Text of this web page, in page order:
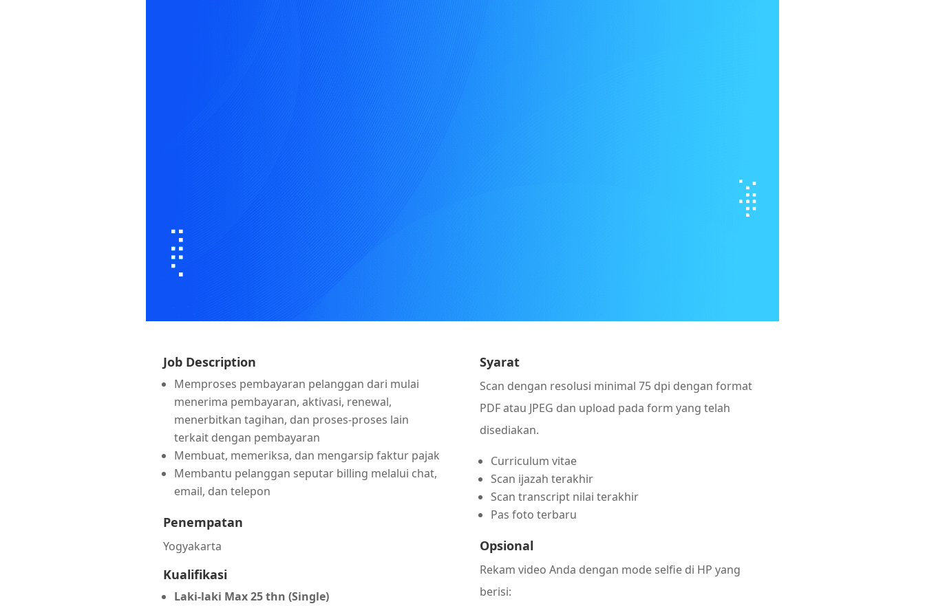
Job Description
Memproses pembayaran pelanggan dari mulai
menerima pembayaran, aktivasi, renewal,
menerbitkan tagihan, dan proses-proses lain
terkait dengan pembayaran
Membuat, memeriksa, dan mengarsip faktur pajak
Membantu pelanggan seputar billing melalui chat,
email, dan telepon
Penempatan
Yogyakarta
Kualifikasi
Laki-laki Max 25 thn (Single)
Syarat
Scan dengan resolusi minimal 75 dpi dengan format
PDF atau JPEG dan upload pada form yang telah
disediakan.
Curriculum vitae
Scan ijazah terakhir
Scan transcript nilai terakhir
Pas foto terbaru
Opsional
Rekam video Anda dengan mode selfie di HP yang
berisi: